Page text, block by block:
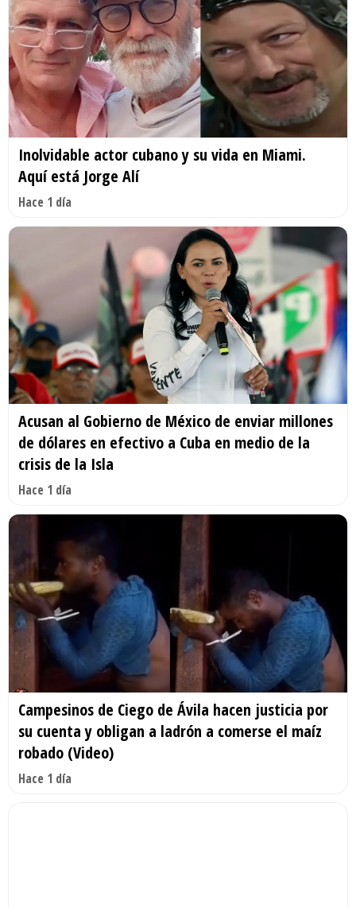
Inolvidable actor cubano y su vida en Miami.
Aquí está Jorge Alí
Hace 1 día
Acusan al Gobierno de México de enviar millones
de dólares en efectivo a Cuba en medio de la
crisis de la Isla
Hace 1 día
Campesinos de Ciego de Ávila hacen justicia por
su cuenta y obligan a ladrón a comerse el maíz
robado (Video)
Hace 1 día